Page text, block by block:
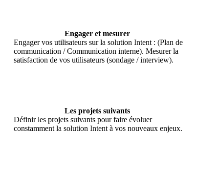
Engager et mesurer
Engager vos utilisateurs sur la solution Intent : (Plan de
communication / Communication interne). Mesurer la
satisfaction de vos utilisateurs (sondage / interview).
Les projets suivants
Définir les projets suivants pour faire évoluer
constamment la solution Intent à vos nouveaux enjeux.